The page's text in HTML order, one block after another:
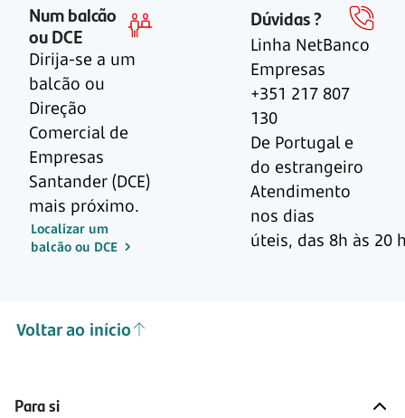
Num balcão
ou DCE
Dirija-se a um
balcão ou
Direção
Comercial de
Empresas
Santander (DCE)
mais próximo.
Localizar um
balcão ou DCE
Dúvidas ?
Linha NetBanco
Empresas
+351 217 807
130
De Portugal e
do estrangeiro
Atendimento
nos dias
úteis, das 8h às 20
Voltar ao início
Para si